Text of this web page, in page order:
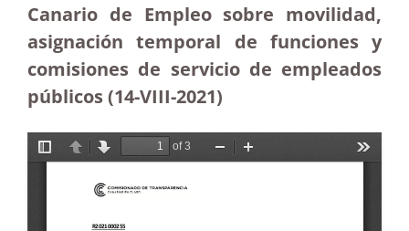
Canario de Empleo sobre movilidad,
asignación temporal de funciones y
comisiones de servicio de empleados
públicos (14-VIII-2021)